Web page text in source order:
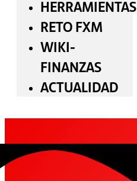
HERRAMIENTAS
RETO FXM
WIKI-
FINANZAS
ACTUALIDAD